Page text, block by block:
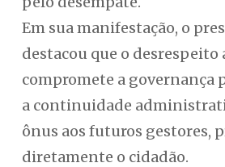
Em sua manifestação, o
destacou que o desrespeito
compromete a governança
a continuidade
ônus aos futuros gestores,
diretamente o cidadão.